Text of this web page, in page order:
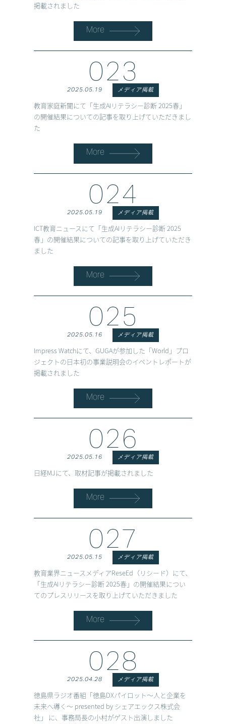
掲載されました
More
023
2025.05.19 メディア掲載
教育家庭新聞にて「生成AIリテラシー診断 2025春」
の開催結果についての記事を取り上げていただきまし
た
More
024
2025.05.19 メディア掲載
ICT教育ニュースにて「生成AIリテラシー診断 2025
春」の開催結果についての記事を取り上げていただき
ました
More
025
2025.05.16 メディア掲載
Impress Watchにて、GUGAが参加した「World」プロ
ジェクトの日本初の事業説明会のイベントレポートが
掲載されました
More
026
2025.05.16 メディア掲載
日経MJにて、取材記事が掲載されました
More
027
2025.05.15 メディア掲載
教育業界ニュースメディアReseEd（リシード）にて、
「生成AIリテラシー診断 2025春」の開催結果につい
てのプレスリリースを取り上げていただきました
More
028
2025.04.28 メディア掲載
徳島県ラジオ番組「徳島DXパイロット〜人と企業を
未来へ導く〜 presented by シェアエックス株式会
社」 に、事務局長の小村がゲスト出演しました